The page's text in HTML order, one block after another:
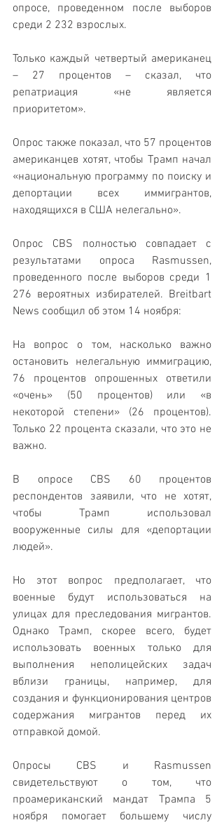
опросе, проведенном после выборов
среди 2 232 взрослых.
Только каждый четвертый американец
– 27 процентов – сказал, что
репатриация «не является
приоритетом».
Опрос также показал, что 57 процентов
американцев хотят, чтобы Трамп начал
«национальную программу по поиску и
депортации всех иммигрантов,
находящихся в США нелегально».
Опрос CBS полностью совпадает с
результатами опроса Rasmussen,
проведенного после выборов среди 1
276 вероятных избирателей. Breitbart
News сообщил об этом 14 ноября:
На вопрос о том, насколько важно
остановить нелегальную иммиграцию,
76 процентов опрошенных ответили
«очень» (50 процентов) или «в
некоторой степени» (26 процентов).
Только 22 процента сказали, что это не
важно.
В опросе CBS 60 процентов
респондентов заявили, что не хотят,
чтобы Трамп использовал
вооруженные силы для «депортации
людей».
Но этот вопрос предполагает, что
военные будут использоваться на
улицах для преследования мигрантов.
Однако Трамп, скорее всего, будет
использовать военных только для
выполнения неполицейских задач
вблизи границы, например, для
создания и функционирования центров
содержания мигрантов перед их
отправкой домой.
Опросы CBS и Rasmussen
свидетельствуют о том, что
проамериканский мандат Трампа 5
ноября помогает большему числу